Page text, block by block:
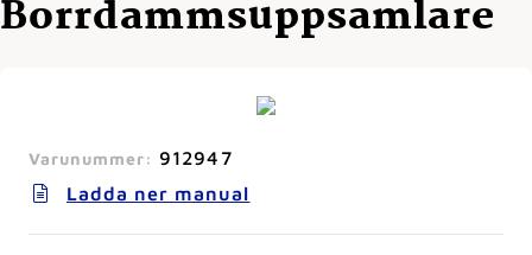
Borrdammsuppsamlare
Varunummer: 912947
Ladda ner manual